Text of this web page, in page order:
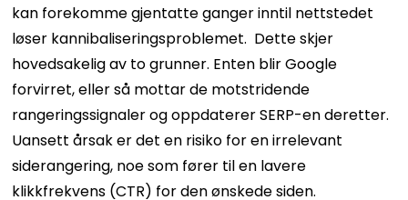
kan forekomme gjentatte ganger inntil nettstedet
løser kannibaliseringsproblemet. Dette skjer
hovedsakelig av to grunner. Enten blir Google
forvirret, eller så mottar de motstridende
rangeringssignaler og oppdaterer SERP-en deretter.
Uansett årsak er det en risiko for en irrelevant
siderangering, noe som fører til en lavere
klikkfrekvens (CTR) for den ønskede siden.